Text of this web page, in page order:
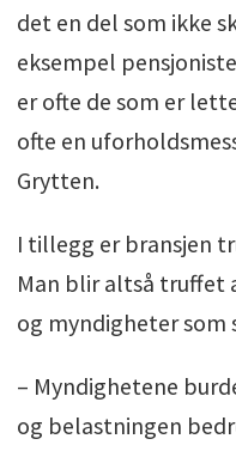
det en del som ikke
eksempel
er ofte de som er
ofte en
Grytten.
I tillegg er bransjen
Man blir altså truffet
og myndigheter som
– Myndighetene
og belastningen